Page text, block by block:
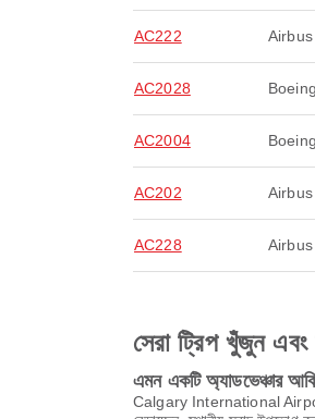
AC222
AC2028
AC2004
AC202
AC228
সেরা ট্রিপ খুঁজুন
এমন একটি অ্যাডভেঞ্চার
Calgary International Airport